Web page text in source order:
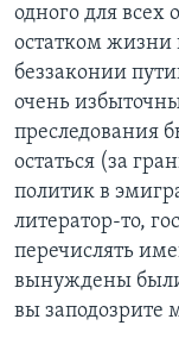
одного для всех
остатком жизни
беззаконии
очень
преследования
остаться (за
политик в
литератор-то,
перечислять
вынуждены были
вы заподозрите